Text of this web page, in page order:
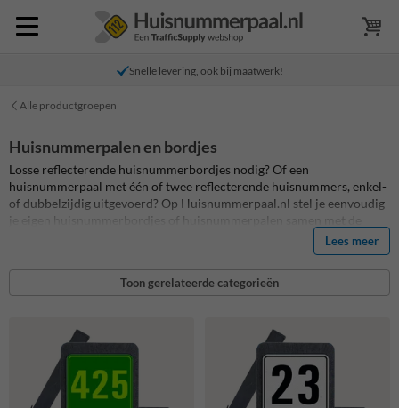
Snelle levering, ook bij maatwerk!
Alle productgroepen
Huisnummerpalen en bordjes
Losse reflecterende huisnummerbordjes nodig? Of een
huisnummerpaal met één of twee reflecterende huisnummers, enkel-
of dubbelzijdig uitgevoerd? Op Huisnummerpaal.nl stel je eenvoudig
je eigen huisnummerbordjes of huisnummerpalen samen met de
De losse huisnummerbordjes kun je eenvoudig monteren op een
bestaand object, zoals een hek of muur. De huisnummerpalen met
ingebouwde lichtgevende huisnummers plaats je eenvoudig in de
Lees meer
Toon gerelateerde categorieën